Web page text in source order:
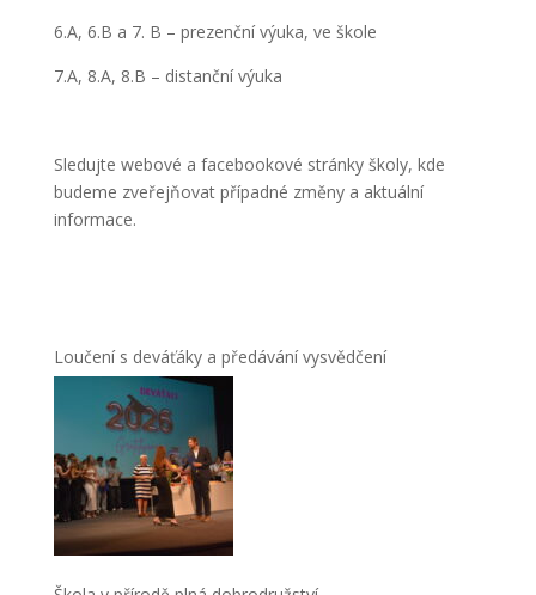
6.A, 6.B a 7. B – prezenční výuka, ve škole
7.A, 8.A, 8.B – distanční výuka
Sledujte webové a facebookové stránky školy, kde
budeme zveřejňovat případné změny a aktuální
informace.
Loučení s deváťáky a předávání vysvědčení